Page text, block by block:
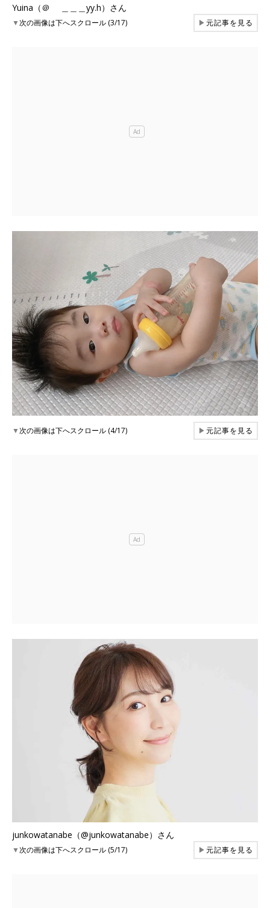
Yuina（＠ ＿＿＿yy.h）さん
▼次の画像は下へスクロール (3/17) ▶元記事を見る
▼次の画像は下へスクロール (4/17) ▶元記事を見る
junkowatanabe（@junkowatanabe）さん
▼次の画像は下へスクロール (5/17) ▶元記事を見る